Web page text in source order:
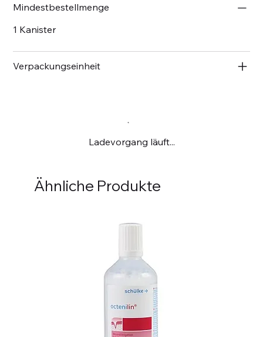
Mindestbestellmenge
1 Kanister
Verpackungseinheit
Ladevorgang läuft...
Ähnliche Produkte